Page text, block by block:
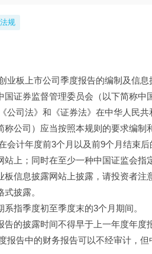
规
上市公司季度报告的编制及信息
证券监督管理委员会（以下简称中
法》和《证券法》在中华人民共
称公司）应当按照本规则的要求编制
年度前3个月以及前9个月结束后
站上；同时在至少一种中国证监会
板信息披露网站上披露，请投资者
披露。
季度初至季度末的3个月期间。
披露时间不得早于上一年度年度报
中的财务报告可以不经审计，但中